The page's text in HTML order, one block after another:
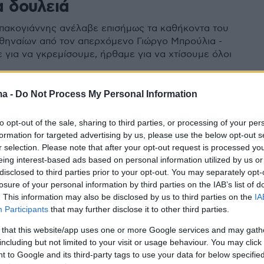
- Do Not Process My Personal Information
opt-out of the sale, sharing to third parties, or processing of your
for targeted advertising by us, please use the below opt-out
selection. Please note that after your opt-out request is processed
interest-based ads based on personal information utilized by us
to third parties prior to your opt-out. You may separately
of your personal information by third parties on the IAB’s list of
This information may also be disclosed by us to third parties on the
Participants that may further disclose it to other third parties.
that this website/app uses one or more Google services and may
but not limited to your visit or usage behaviour. You may
to Google and its third-party tags to use your data for below
δουλειά
ανέλαβε επισήμως τα καθήκοντα του
από τον απερχόμενο Γιώργο Μπρούλια -
να γκρεμίσουμε, ήρθαμε για να χτίσουμε όλοι
Μπρούλιας νέος δήμαρχος
καθαριότητας διαδέχεται τον Γιώργο
λόγω του ότι είναι υποψήφιος
- Ο Γιώργος Μπρούλιας συνέδεσε το όνομά του
εκκένωση των παιδικών κατασκηνώσεων το
23ης Ιουλίου, στη φονική πυρκαγιά στο Μάτι,
εγκαίρως 600 παιδιά